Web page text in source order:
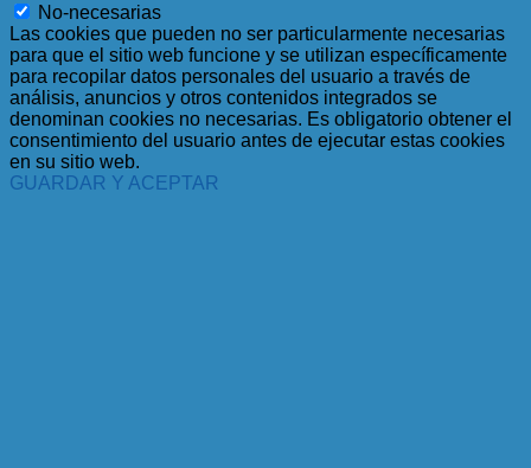
No-necesarias
Las cookies que pueden no ser particularmente necesarias
para que el sitio web funcione y se utilizan específicamente
para recopilar datos personales del usuario a través de
análisis, anuncios y otros contenidos integrados se
denominan cookies no necesarias. Es obligatorio obtener el
consentimiento del usuario antes de ejecutar estas cookies
en su sitio web.
GUARDAR Y ACEPTAR